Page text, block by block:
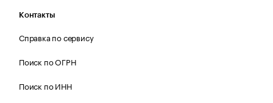
Контакты
Справка по сервису
Поиск по ОГРН
Поиск по ИНН